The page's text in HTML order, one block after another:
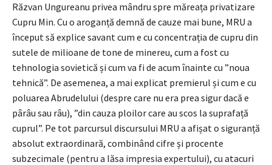
Răzvan Ungureanu privea mândru spre măreața privatizare
Cupru Min. Cu o aroganță demnă de cauze mai bune, MRU a
început să explice savant cum e cu concentrația de cupru din
sutele de milioane de tone de minereu, cum a fost cu
tehnologia sovietică și cum va fi de acum înainte cu ”noua
tehnică”. De asemenea, a mai explicat premierul și cum e cu
poluarea Abrudelului (despre care nu era prea sigur dacă e
pârâu sau râu), ”din cauza ploilor care au scos la suprafață
cuprul”. Pe tot parcursul discursului MRU a afișat o siguranță
absolut extraordinară, combinând cifre și procente
subzecimale (pentru a lăsa impresia expertului), cu atacuri